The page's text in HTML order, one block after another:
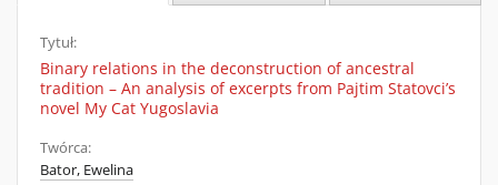
Tytuł:
Binary relations in the deconstruction of ancestral
tradition – An analysis of excerpts from Pajtim Statovci’s
novel My Cat Yugoslavia
Twórca:
Bator, Ewelina